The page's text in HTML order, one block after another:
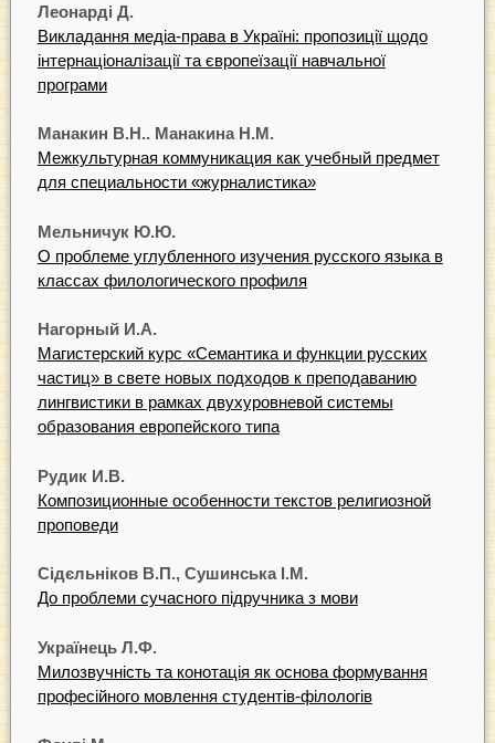
Леонарді Д.
Викладання медіа-права в Україні: пропозиції щодо
інтернаціоналізації та європеїзації навчальної
програми
Манакин В.Н.. Манакина Н.М.
Межкультурная коммуникация как учебный предмет
для специальности «журналистика»
Мельничук Ю.Ю.
О проблеме углубленного изучения русского языка в
классах филологического профиля
Нагорный И.А.
Магистерский курс «Cемантика и функции русских
частиц» в свете новых подходов к преподаванию
лингвистики в рамках двухуровневой системы
образования европейского типа
Рудик И.В.
Композиционные особенности текстов религиозной
проповеди
Сідєльніков В.П., Сушинська І.М.
До проблеми сучасного підручника з мови
Українець Л.Ф.
Милозвучність та конотація як основа формування
професійного мовлення студентів-філологів